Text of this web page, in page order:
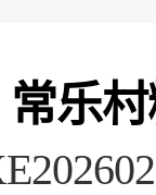
常乐